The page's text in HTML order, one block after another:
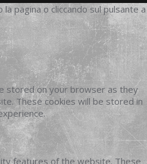
la pagina o cliccando sul pulsante a
stored on your browser as they
These cookies will be stored in
features of the website. These